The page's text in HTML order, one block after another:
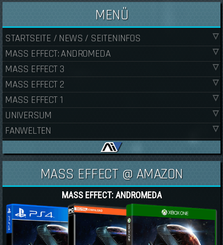
MENÜ
STARTSEITE / NEWS / SEITENINFOS
MASS EFFECT: ANDROMEDA
MASS EFFECT 3
MASS EFFECT 2
MASS EFFECT 1
UNIVERSUM
FANWELTEN
MASS EFFECT @ AMAZON
MASS EFFECT: ANDROMEDA